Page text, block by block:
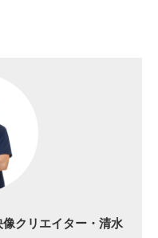
クリエイター・清水